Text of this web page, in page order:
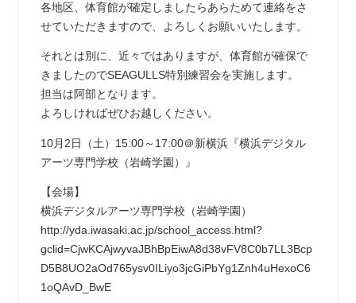
各地区、体育館が確定しましたらあらためて連絡をさ
せていただきますので、よろしくお願いいたします。
それとは別に、近々ではありますが、体育館が確保で
きましたのでSEAGULLS特別練習会を実施します。
担当は阿部となります。
よろしければぜひお越しください。
10月2日（土）15:00～17:00＠新横浜『横浜デジタル
アーツ専門学校（岩崎学園）』
【会場】
横浜デジタルアーツ専門学校（岩崎学園）
http://yda.iwasaki.ac.jp/school_access.html?
gclid=CjwKCAjwyvaJBhBpEiwA8d38vFV8C0b7LL3Bcp
D5B8UO2aOd765ysv0ILiyo3jcGiPbYg1Znh4uHexoC6
1oQAvD_BwE